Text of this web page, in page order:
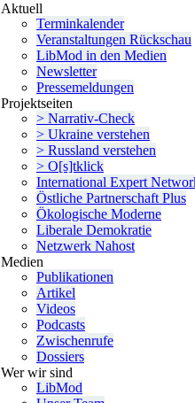
Aktuell
Termin­ka­lender
Veran­stal­tungen Rückschau
LibMod in den Medien
Newsletter
Presse­mel­dungen
Projekt­seiten
> Narrativ-Check
> Ukraine verstehen
> Russland verstehen
> O[s]tklick
Inter­na­tional Expert
Östliche Partner­schaft Plus
Ökolo­gische Moderne
Liberale Demokratie
Netzwerk Nahost
Medien
Publi­ka­tionen
Artikel
Videos
Podcasts
Zwischenrufe
Dossiers
Wer wir sind
LibMod